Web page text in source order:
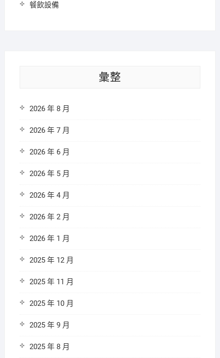
餐飲設備
彙整
2026 年 8 月
2026 年 7 月
2026 年 6 月
2026 年 5 月
2026 年 4 月
2026 年 2 月
2026 年 1 月
2025 年 12 月
2025 年 11 月
2025 年 10 月
2025 年 9 月
2025 年 8 月